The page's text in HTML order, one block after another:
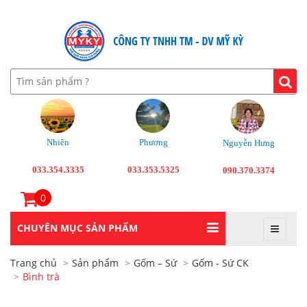
Nhiên
033.354.3335
Phương
033.353.5325
Nguyễn Hưng
090.370.3374
0
CHUYÊN MỤC SẢN PHẨM
Trang chủ Sản phẩm Gốm – Sứ
Gốm - Sứ CK
Bình trà